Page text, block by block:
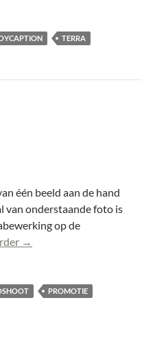
TERRA
één beeld aan de hand
van onderstaande foto is
op de
Compositing
→
PROMOTIE